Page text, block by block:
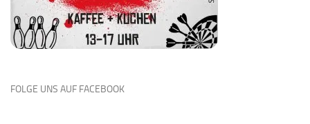
FOLGE UNS AUF FACEBOOK